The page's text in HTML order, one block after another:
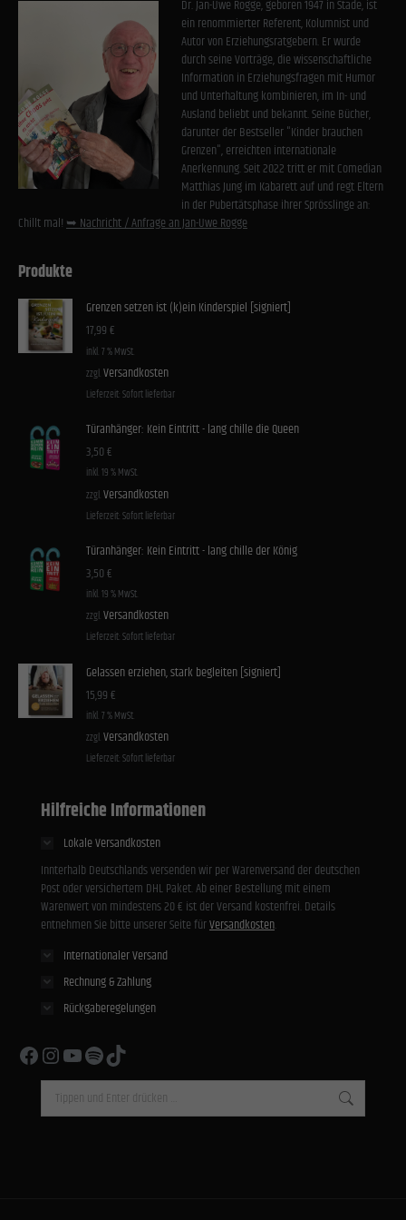
Dr. Jan-Uwe Rogge, geboren 1947 in Stade, ist
ein renommierter Referent, Kolumnist und
Autor von Erziehungsratgebern. Er wurde
durch seine Vorträge, die wissenschaftliche
Information in Erziehungsfragen mit Humor
und Unterhaltung kombinieren, im In- und
Ausland beliebt und bekannt. Seine Bücher,
darunter der Bestseller "Kinder brauchen
Grenzen", erreichten internationale
Anerkennung. Seit 2022 tritt er mit Comedian
Matthias Jung im Kabarett auf und regt Eltern
in der Pubertätsphase ihrer Sprösslinge an:
Chillt mal!➥ Nachricht / Anfrage an Jan-Uwe Rogge
Produkte
Grenzen setzen ist (k)ein Kinderspiel [signiert]
17,99€
inkl. 7 % MwSt.
zzgl. Versandkosten
Lieferzeit: Sofort lieferbar
Türanhänger: Kein Eintritt - lang chille die Queen
3,50€
inkl. 19 % MwSt.
zzgl. Versandkosten
Lieferzeit: Sofort lieferbar
Türanhänger: Kein Eintritt - lang chille der König
3,50€
inkl. 19 % MwSt.
zzgl. Versandkosten
Lieferzeit: Sofort lieferbar
Gelassen erziehen, stark begleiten [signiert]
15,99€
inkl. 7 % MwSt.
zzgl. Versandkosten
Lieferzeit: Sofort lieferbar
Hilfreiche Informationen
Lokale Versandkosten
Innterhalb Deutschlands versenden wir per Warenversand der deutschen
Post oder versichertem DHL Paket. Ab einer Bestellung mit einem
Warenwert von mindestens 20 € ist der Versand kostenfrei. Details
entnehmen Sie bitte unserer Seite fürVersandkosten.
Internationaler Versand
Rechnung & Zahlung
Rückgaberegelungen
Facebook
Instagram
YouTube
Spotify
TikTok
manuellen Einwilligung mehr.
Cookie-Informationen anzeigen
Datenschutzerklärung Impressum